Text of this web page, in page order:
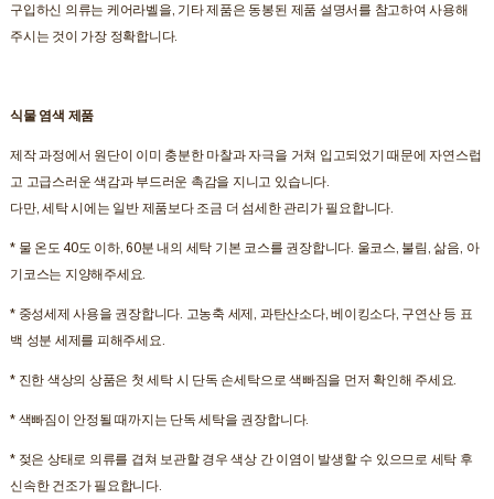
구입하신 의류는 케어라벨을, 기타 제품은 동봉된 제품 설명서를 참고하여 사용해
주시는 것이 가장 정확합니다.
식물 염색 제품
제작 과정에서 원단이 이미 충분한 마찰과 자극을 거쳐 입고되었기 때문에 자연스럽
고 고급스러운 색감과 부드러운 촉감을 지니고 있습니다.
다만, 세탁 시에는 일반 제품보다 조금 더 섬세한 관리가 필요합니다.
* 물 온도 40도 이하, 60분 내의 세탁 기본 코스를 권장합니다. 울코스, 불림, 삶음, 아
기코스는 지양해주세요.
* 중성세제 사용을 권장합니다. 고농축 세제, 과탄산소다, 베이킹소다, 구연산 등 표
백 성분 세제를 피해주세요.
* 진한 색상의 상품은 첫 세탁 시 단독 손세탁으로 색빠짐을 먼저 확인해 주세요.
* 색빠짐이 안정될 때까지는 단독 세탁을 권장합니다.
* 젖은 상태로 의류를 겹쳐 보관할 경우 색상 간 이염이 발생할 수 있으므로 세탁 후
신속한 건조가 필요합니다.